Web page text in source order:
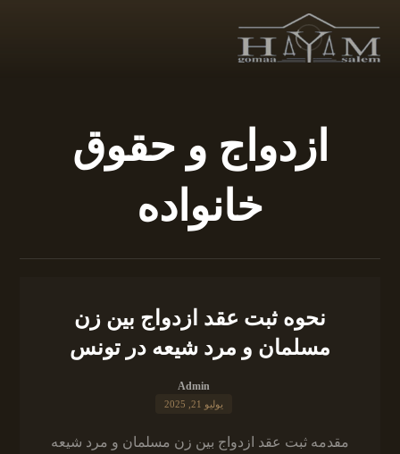
ازدواج و حقوق
خانواده
نحوه ثبت عقد ازدواج بین زن
مسلمان و مرد شیعه در تونس
Admin
يوليو 21, 2025
مقدمه ثبت عقد ازدواج بین زن مسلمان و مرد شیعه